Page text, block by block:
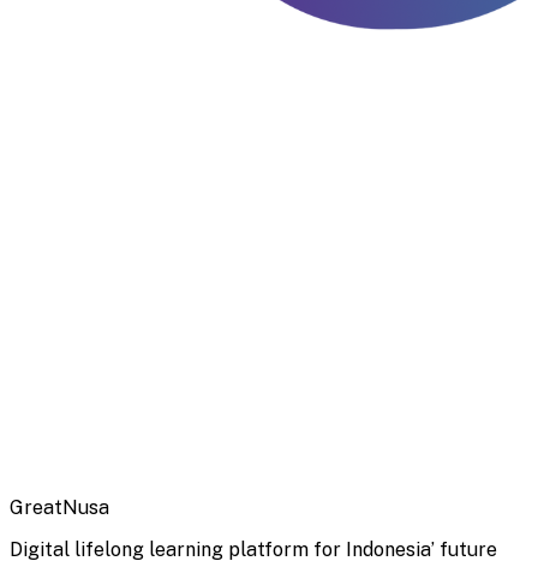
GreatNusa
Digital lifelong learning platform for Indonesia’ future